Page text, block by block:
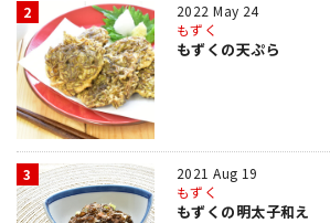
2
2022 May 24
もずく
もずくの天ぷら
3
2021 Aug 19
もずく
もずくの明太子和え